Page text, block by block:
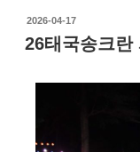
2026-04-17
26태국송크란